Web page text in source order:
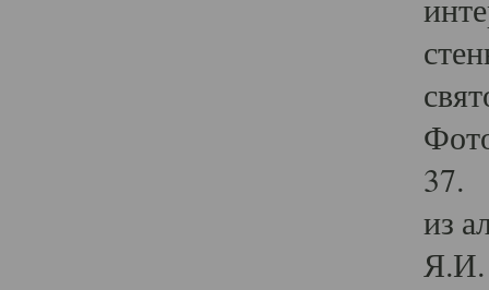
37.
из
Я.И.